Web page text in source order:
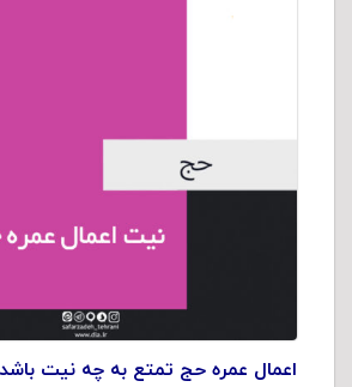
اعمال عمره حج تمتع به چه نیت باشد